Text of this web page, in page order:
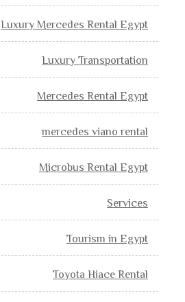
Luxury Mercedes Rental Egypt
Luxury Transportation
Mercedes Rental Egypt
mercedes viano rental
Microbus Rental Egypt
Services
Tourism in Egypt
Toyota Hiace Rental